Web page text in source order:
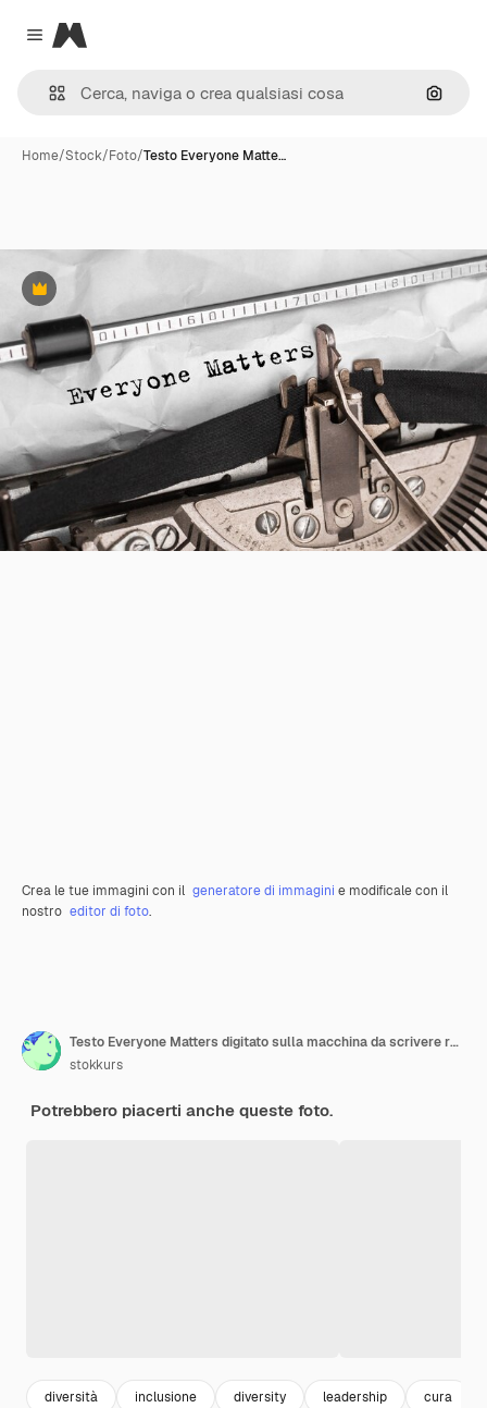
Close menu
Magnific
Cerca
Home/Stock/Foto/Testo Everyone Matte…
Premium
Crea le tue immagini con il generatore di immagini e modificale con il
nostro editor di foto.
Testo Everyone Matters digitato sulla macchina da scrivere retrò
stokkurs
Potrebbero piacerti anche queste foto.
diversità inclusione diversity leadership cura